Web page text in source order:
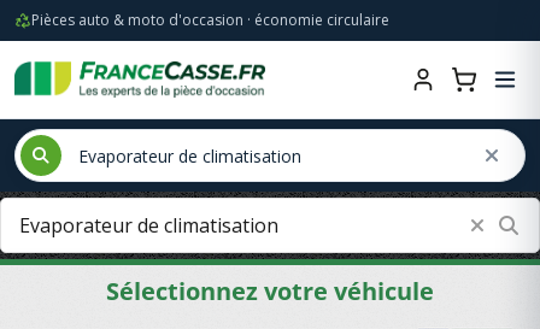
Pièces auto & moto d'occasion · économie circulaire
Sélectionnez votre véhicule